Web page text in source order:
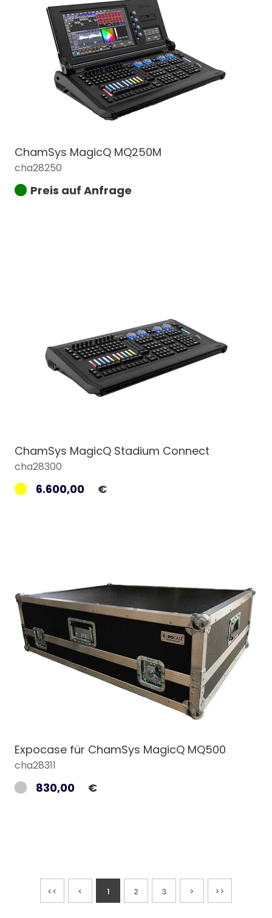
ChamSys MagicQ MQ250M
cha28250
Preis auf Anfrage
ChamSys MagicQ Stadium Connect
cha28300
6.600,00 €
Expocase für ChamSys MagicQ MQ500
cha28311
830,00 €
<< < 1 2 3 > >>